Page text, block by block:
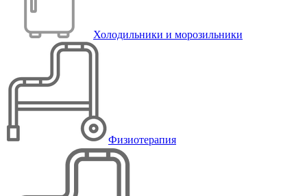
Холодильники и морозильники
Физиотерапия